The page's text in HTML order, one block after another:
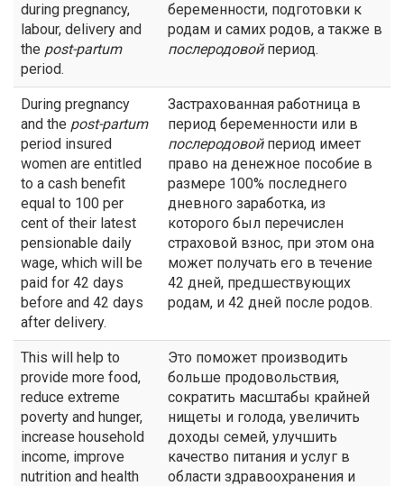
during pregnancy,
labour, delivery and
the post-partum
period.
беременности, подготовки к
родам и самих родов, а также в
послеродовойпериод.
During pregnancy
and the post-partum
period insured
women are entitled
to a cash benefit
equal to 100 per
cent of their latest
pensionable daily
wage, which will be
paid for 42 days
before and 42 days
after delivery.
Застрахованная работница в
период беременности или в
послеродовойпериод имеет
право на денежное пособие в
размере 100% последнего
дневного заработка, из
которого был перечислен
страховой взнос, при этом она
может получать его в течение
42 дней, предшествующих
родам, и 42 дней после родов.
This will help to
provide more food,
reduce extreme
poverty and hunger,
increase household
income, improve
nutrition and health
Это поможет производить
больше продовольствия,
сократить масштабы крайней
нищеты и голода, увеличить
доходы семей, улучшить
качество питания и услуг в
области здравоохранения и